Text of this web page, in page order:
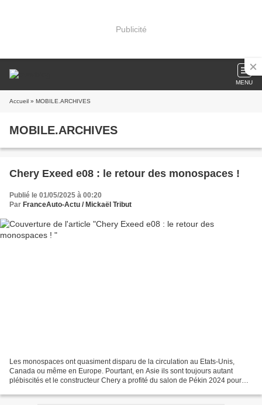
Publicité
MENU
Accueil » MOBILE.ARCHIVES
MOBILE.ARCHIVES
Chery Exeed e08 : le retour des monospaces !
Publié le 01/05/2025 à 00:20
Par FranceAuto-Actu / Mickaël Tribut
Les monospaces ont quasiment disparu de la circulation au Etats-Unis,
Canada ou même en Europe. Pourtant, en Asie ils sont toujours autant
plébiscités et le constructeur Chery a profité du salon de Pékin 2024 pour